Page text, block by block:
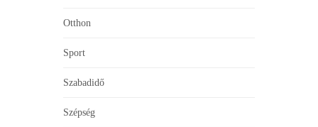
Otthon
Sport
Szabadidő
Szépség